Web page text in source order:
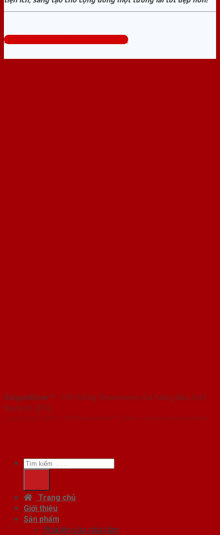
Tổng đài tư vấn miễn phí: 0824.400.400
SaigonDoor™ - Hệ thống Showroom cửa hàng đầu Việt
Nam từ 2010
Copyright ⓒ 2010 – 2026 SaigonDoor™ | Đơn vị chủ quản SaigonDoor
Tìm
kiếm:
Trang chủ
Giới thiệu
Sản phẩm
Phụ kiện cửa nhà tắm